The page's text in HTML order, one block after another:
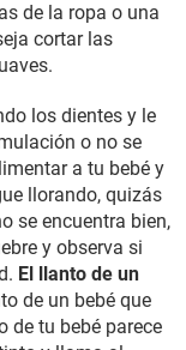
de la ropa o una
cortar las
los dientes y le
o no se
a tu bebé y
llorando, quizás
se encuentra bien,
y observa si
El llanto de un
de un bebé que
de tu bebé parece